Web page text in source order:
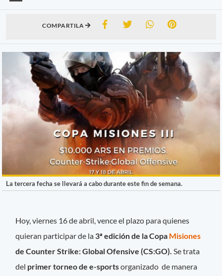
COMPARTILA
La tercera fecha se llevará a cabo durante este fin de semana.
Hoy, viernes 16 de abril, vence el plazo para quienes
quieran participar de la 3ª edición de la Copa Misiones
de Counter Strike: Global Ofensive (CS:GO). Se trata
del primer torneo de e-sportsorganizado de manera